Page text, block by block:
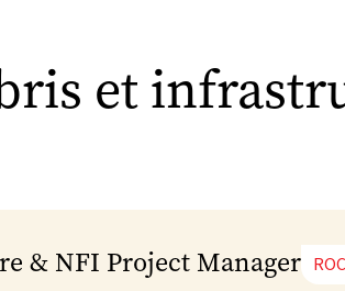
et
& NFI Project Manager